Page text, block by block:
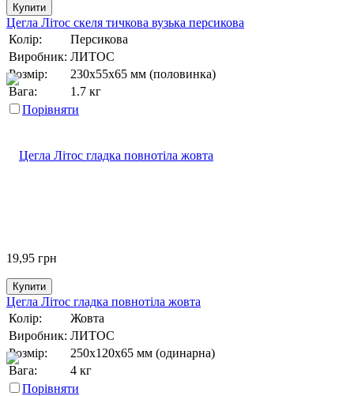
Купити
Цегла Літос скеля тичкова вузька персикова
Колір:
Персикова
Виробник: ЛИТОС
Розмір:
230х55х65 мм (половинка)
Вага:
1.7 кг
Порівняти
19,95 грн
Купити
Цегла Літос гладка повнотіла жовта
Колір:
Жовта
Виробник: ЛИТОС
Розмір:
250х120х65 мм (одинарна)
Вага:
4 кг
Порівняти